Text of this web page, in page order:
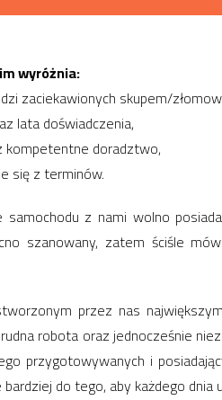
wyróżnia:
zaciekawionych skupem/
lata doświadczenia,
doradztwo,
się z terminów.
samochodu z nami wolno
szanowany, zatem ściśle
przez nas
robota oraz jednocześnie
przygotowywanych i
do tego, aby każdego dnia